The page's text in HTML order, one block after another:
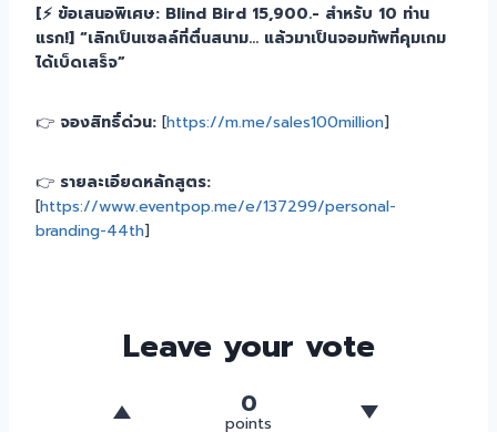
[⚡️ ข้อเสนอพิเศษ: Blind Bird 15,900.- สำหรับ 10 ท่าน
แรก!] “เลิกเป็นเซลล์ที่ตื่นสนาม… แล้วมาเป็นจอมทัพที่คุมเกม
ได้เบ็ดเสร็จ”
👉 จองสิทธิ์ด่วน: [https://m.me/sales100million]
👉 รายละเอียดหลักสูตร:
[https://www.eventpop.me/e/137299/personal-
branding-44th]
Leave your vote
0
points